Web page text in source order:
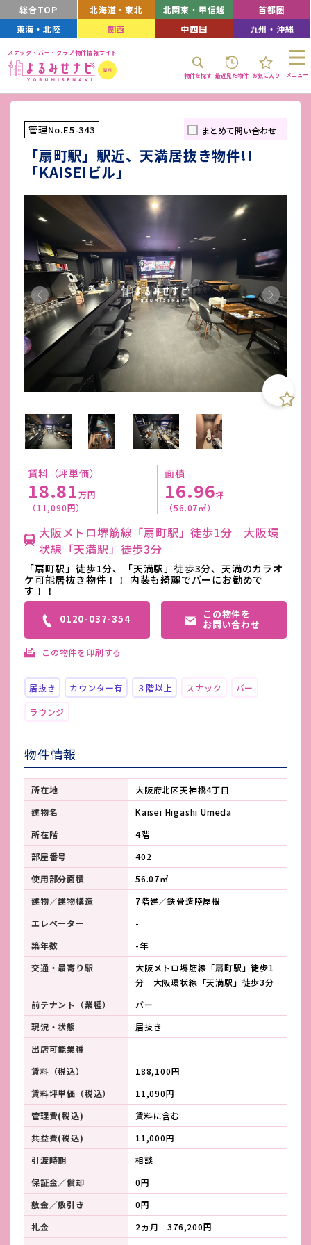
総合TOP 北海道・東北 北関東・甲信越
首都圏
東海・北陸
関西 中四国 九州・沖縄
スナック・バー・クラブ物件情報サイト
物件を探す 最近見た物件 お気に入り メニュー
管理No.E5-343 まとめて問い合わせ
「扇町駅」駅近、天満居抜き物件!!
「KAISEIビル」
賃料（坪単価）
18.81万円
（11,090円）
面積
16.96坪
（56.07㎡）
大阪メトロ堺筋線「扇町駅」徒歩1分 大阪環
状線「天満駅」徒歩3分
「扇町駅」徒歩1分、「天満駅」徒歩3分、天満のカラオ
ケ可能居抜き物件！！ 内装も綺麗でバーにお勧めで
す！！
0120-037-354 この物件を
お問い合わせ
この物件を印刷する
居抜き カウンター有 ３階以上 スナック バー
ラウンジ
物件情報
所在地
大阪府北区天神橋4丁目
建物名
Kaisei Higashi Umeda
所在階
4階
部屋番号
402
使用部分面積
56.07㎡
建物／建物構造
7階建／鉄骨造陸屋根
エレベーター
-
築年数
-年
交通・最寄り駅
大阪メトロ堺筋線「扇町駅」徒歩1
分 大阪環状線「天満駅」徒歩3分
前テナント（業種）
バー
現況・状態
居抜き
出店可能業種
賃料（税込）
188,100円
賃料坪単価（税込）
11,090円
管理費(税込)
賃料に含む
共益費(税込)
11,000円
引渡時期
相談
保証金／償却
0円
敷金／敷引き
0円
礼金
2ヵ月 376,200円